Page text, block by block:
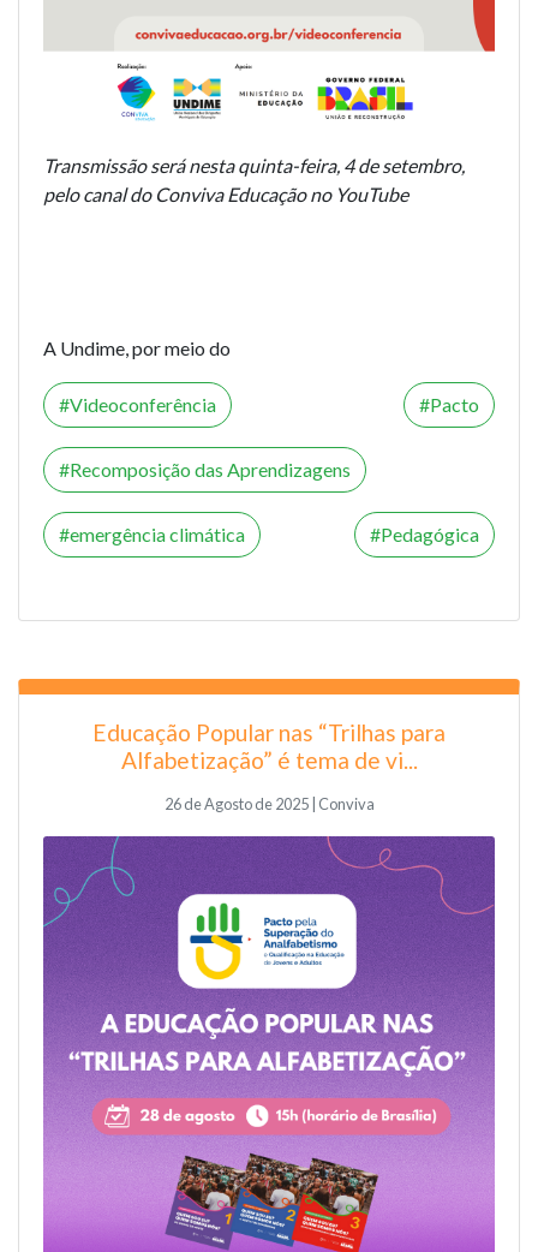
Transmissão será nesta quinta-feira, 4 de setembro,
pelo canal do Conviva Educação no YouTube
A Undime, por meio do
Videoconferência Pacto
Recomposição das Aprendizagens
emergência climática Pedagógica
Educação Popular nas “Trilhas para
Alfabetização” é tema de vi...
26 de Agosto de 2025 | Conviva